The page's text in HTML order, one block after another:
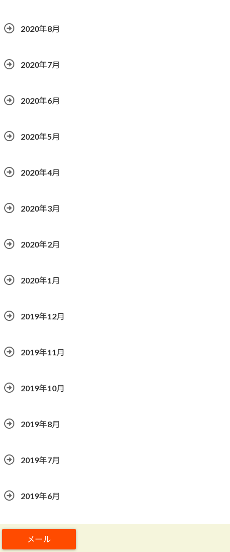
2020年8月
2020年7月
2020年6月
2020年5月
2020年4月
2020年3月
2020年2月
2020年1月
2019年12月
2019年11月
2019年10月
2019年8月
2019年7月
2019年6月
2019年5月